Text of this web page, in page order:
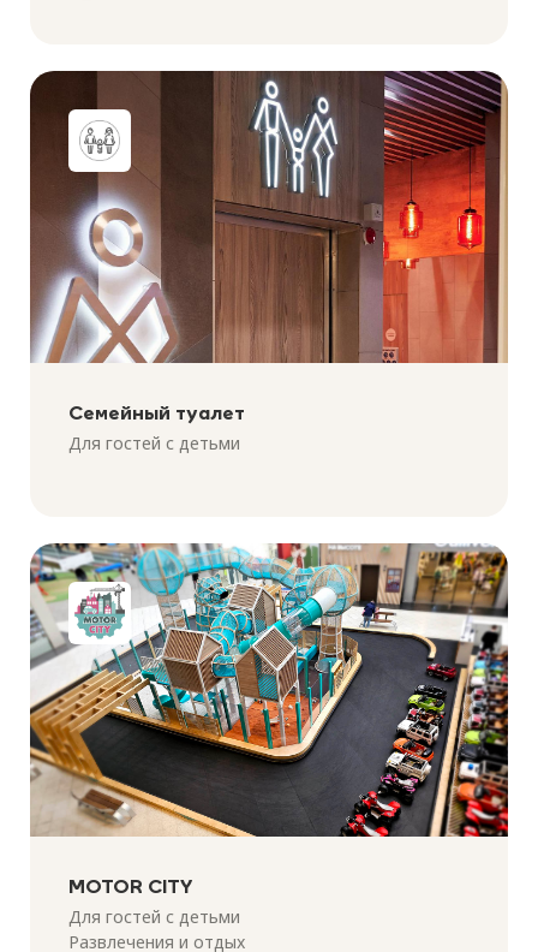
Семейный туалет
Для гостей с детьми
MOTOR CITY
Для гостей с детьми
Развлечения и отдых